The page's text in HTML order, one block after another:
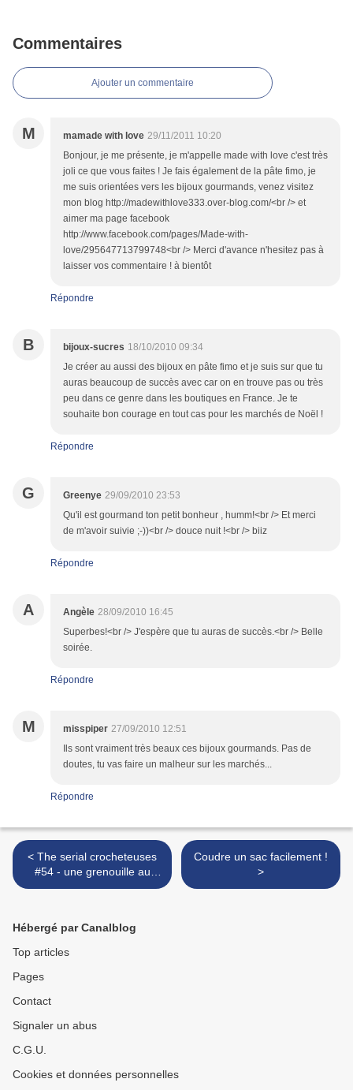
Commentaires
Ajouter un commentaire
M mamade with love 29/11/2011 10:20
Bonjour, je me présente, je m'appelle made with love c'est très
joli ce que vous faites ! Je fais également de la pâte fimo, je
me suis orientées vers les bijoux gourmands, venez visitez
mon blog http://madewithlove333.over-blog.com/<br /> et
aimer ma page facebook
http://www.facebook.com/pages/Made-with-
love/295647713799748<br /> Merci d'avance n'hesitez pas à
laisser vos commentaire ! à bientôt
Répondre
B bijoux-sucres 18/10/2010 09:34
Je créer au aussi des bijoux en pâte fimo et je suis sur que tu
auras beaucoup de succès avec car on en trouve pas ou très
peu dans ce genre dans les boutiques en France. Je te
souhaite bon courage en tout cas pour les marchés de Noël !
Répondre
G Greenye 29/09/2010 23:53
Qu'il est gourmand ton petit bonheur , humm!<br /> Et merci
de m'avoir suivie ;-))<br /> douce nuit !<br /> biiz
Répondre
A Angèle 28/09/2010 16:45
Superbes!<br /> J'espère que tu auras de succès.<br /> Belle
soirée.
Répondre
M misspiper 27/09/2010 12:51
Ils sont vraiment très beaux ces bijoux gourmands. Pas de
doutes, tu vas faire un malheur sur les marchés...
Répondre
< The serial crocheteuses
#54 - une grenouille au
crochet
Coudre un sac facilement !
>
Hébergé par Canalblog
Top articles
Pages
Contact
Signaler un abus
C.G.U.
Cookies et données personnelles